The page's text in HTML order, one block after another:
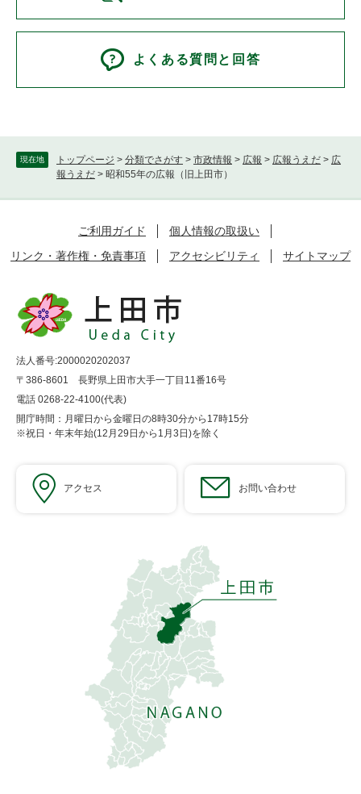
現在地 トップページ > 分類でさがす > 市政情報 > 広報 > 広報うえだ > 広
報うえだ > 昭和55年の広報（旧上田市）
よくある質問と回答
ご利用ガイド
個人情報の取扱い
リンク・著作権・免責事項
アクセシビリティ サイトマップ
法人番号:2000020202037
〒386-8601 長野県上田市大手一丁目11番16号
電話 0268-22-4100(代表)
開庁時間：月曜日から金曜日の8時30分から17時15分
※祝日・年末年始(12月29日から1月3日)を除く
アクセス お問い合わせ